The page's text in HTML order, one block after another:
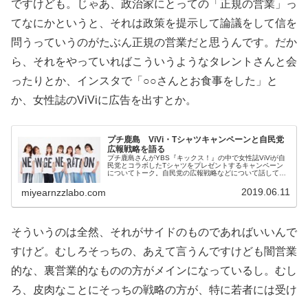
ですけども。じゃあ、政治家にとっての「正規の営業」っ
てなにかというと、それは政策を提示して論議をして信を
問うっていうのがたぶん正規の営業だと思うんです。だか
ら、それをやっていればこういうようなタレントさんと会
ったりとか、インスタで「○○さんとお食事をした」と
か、女性誌のViViに広告を出すとか。
プチ鹿島 ViVi・Tシャツキャンペーンと自民党
広報戦略を語る
プチ鹿島さんがYBS『キックス！』の中で女性誌ViViが自
民党とコラボしたTシャツをプレゼントするキャンペーン
についてトーク。自民党の広報戦略などについて話してい
miyearnzzlabo.com 2019.06.11
そういうのは全然、それがサイドのものであればいいんで
すけど。むしろそっちの、あえて言うんですけども闇営業
的な、裏営業的なものの方がメインになっているし。むし
ろ、皮肉なことにそっちの戦略の方が、特に若者には受け